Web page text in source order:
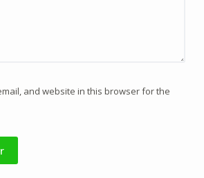
and website in this browser for the